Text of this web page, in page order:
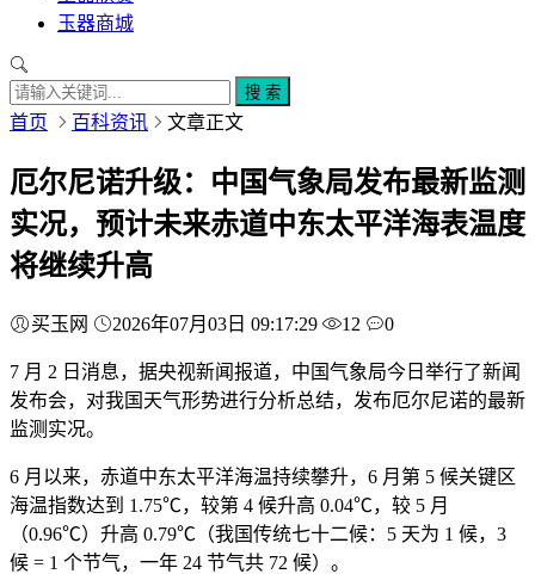
玉器商城
搜 索
首页 百科资讯 文章正文
厄尔尼诺升级：中国气象局发布最新监测
实况，预计未来赤道中东太平洋海表温度
将继续升高
买玉网 2026年07月03日 09:17:29 12 0
7 月 2 日消息，据央视新闻报道，中国气象局今日举行了新闻
发布会，对我国天气形势进行分析总结，发布厄尔尼诺的最新
监测实况。
6 月以来，赤道中东太平洋海温持续攀升，6 月第 5 候关键区
海温指数达到 1.75℃，较第 4 候升高 0.04℃，较 5 月
（0.96℃）升高 0.79℃（我国传统七十二候：5 天为 1 候，3
候 = 1 个节气，一年 24 节气共 72 候）。